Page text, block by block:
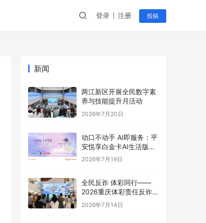
登录 注册 投稿
新闻
两江新区开展全民数字素
养与技能提升月活动
2026年7月20日
动口不动手 AI即服务：平
安悦享白金卡AI生活版升
级用卡新体验
2026年7月19日
全民反诈 体彩同行——
2026重庆体彩责任反诈宣
传活动首站圆满举行
2026年7月14日